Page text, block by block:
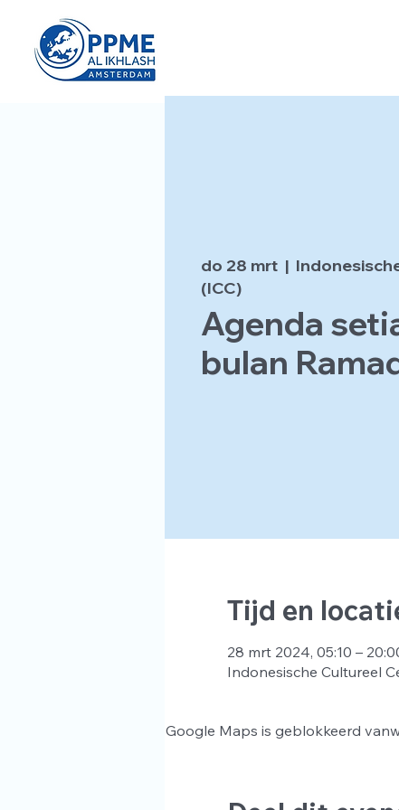
do 28 mrt
  |
(ICC)
Agenda
bulan
Tijd en
28 mrt 2024, 05:10 –
Indonesische Cultureel
Google Maps is geblokkeerd